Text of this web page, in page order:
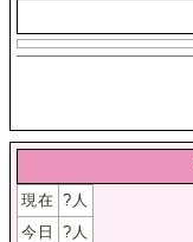
現在 ? 人
今日
? 人